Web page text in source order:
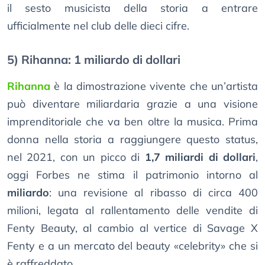
il sesto musicista della storia a entrare
ufficialmente nel club delle dieci cifre.
5) Rihanna: 1 miliardo di dollari
Rihanna è la dimostrazione vivente che un’artista
può diventare miliardaria grazie a una visione
imprenditoriale che va ben oltre la musica. Prima
donna nella storia a raggiungere questo status,
nel 2021, con un picco di 1,7 miliardi di dollari,
oggi Forbes ne stima il patrimonio intorno al
miliardo: una revisione al ribasso di circa 400
milioni, legata al rallentamento delle vendite di
Fenty Beauty, al cambio al vertice di Savage X
Fenty e a un mercato del beauty «celebrity» che si